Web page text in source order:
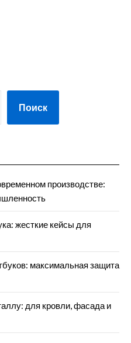
Поиск
производстве:
жесткие кейсы для
максимальная защита
для кровли, фасада и